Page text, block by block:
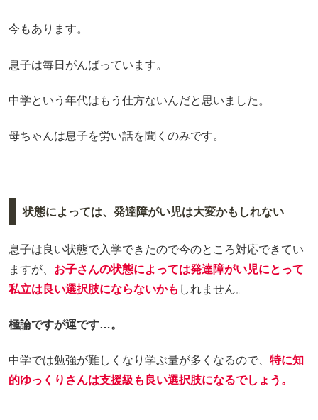
今もあります。
息子は毎日がんばっています。
中学という年代はもう仕方ないんだと思いました。
母ちゃんは息子を労い話を聞くのみです。
状態によっては、発達障がい児は大変かもしれない
息子は良い状態で入学できたので今のところ対応できてい
ますが、 お子さんの状態によっては発達障がい児にとって
私立は良い選択肢にならないかも しれません。
極論ですが運です…。
中学では勉強が難しくなり学ぶ量が多くなるので、 特に知
的ゆっくりさんは支援級も良い選択肢になるでしょう。